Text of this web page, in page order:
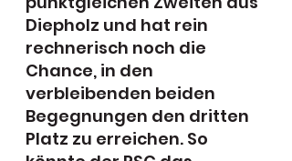
Diepholz und hat rein
rechnerisch noch die
Chance, in den
verbleibenden beiden
Begegnungen den dritten
Platz zu erreichen. So